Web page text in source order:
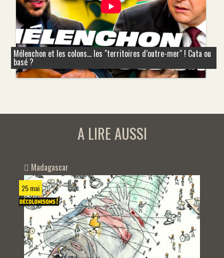
Mélenchon et les colons... les "territoires d’outre-mer" ! Cata ou
basé ?
A LIRE AUSSI
Madagascar
25 mai